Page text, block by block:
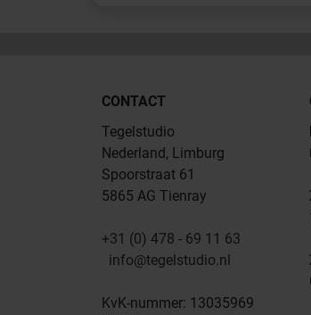
CONTACT
Tegelstudio
Nederland, Limburg
Spoorstraat 61
5865 AG Tienray
+31 (0) 478 - 69 11 63
info@tegelstudio.nl
KvK-nummer: 13035969